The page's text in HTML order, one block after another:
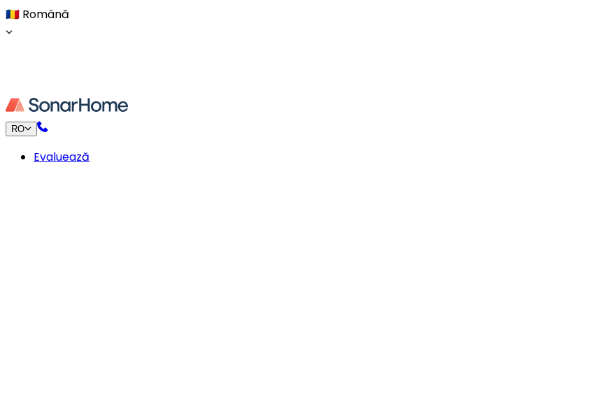
🇷🇴 Română
RO
Evaluează